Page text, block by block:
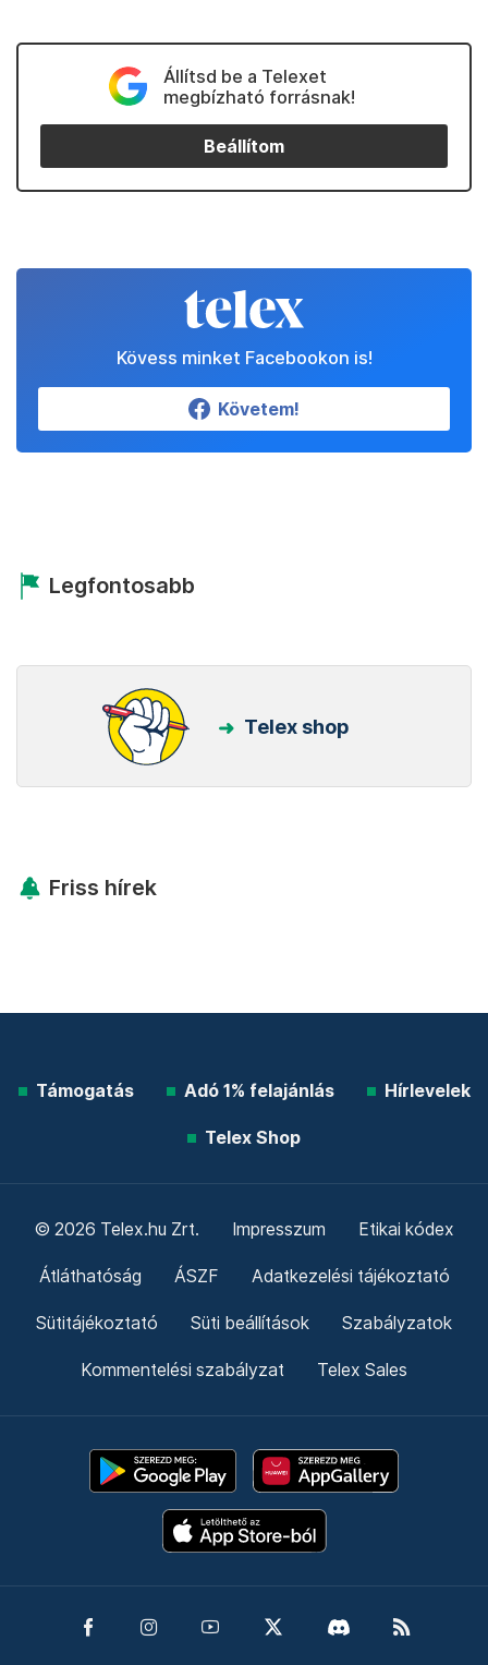
Állítsd be a Telexet
megbízható forrásnak!
Beállítom
Kövess minket Facebookon is!
Követem!
Legfontosabb
Telex shop
Friss hírek
Támogatás Adó 1% felajánlás Hírlevelek
Telex Shop
© 2026 Telex.hu Zrt. Impresszum Etikai kódex
Átláthatóság ÁSZF Adatkezelési tájékoztató
Sütitájékoztató Süti beállítások Szabályzatok
Kommentelési szabályzat Telex Sales